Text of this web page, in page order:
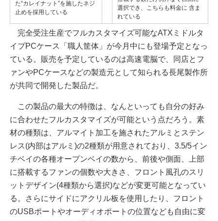
た“カレイナット”を施したネジ
止めを採用している
選択でき、こちらも料金に 含ま
れている
完全受注生産でフルカスタマイズ可能なATXミドルタ
イプPCケース「職人筐体」が今月中にも登場予定となっ
ている。販売を予定しているのは高速電脳で、同店とフ
ァンやPCケースなどの製造元として知られる長尾製作所
が共同で開発した製品だ。
この製品の最大の特徴は、なんといっても自分の好み
に合わせたフルカスタマイズが可能という点だろう。素
材の種類は、アルマイト加工を施されたアルミとステン
レス(内部はアルミ)の2種類が用意されており、3.5/5イン
チベイの各種オープンベイの数から、前後や側面、上部
に搭載するファンの個数や大きさ、フロント風孔のスリ
ットデザイン(4種類から選択)などが変更可能となってい
る。さらにサイドにアクリル板を使用したり、フロント
のUSBポートやオーディオポートの位置なども自由に変